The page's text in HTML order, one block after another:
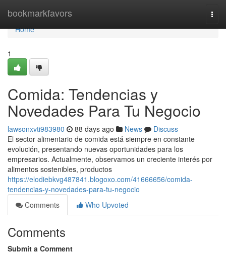
bookmarkfavors
Home
Home
1
Comida: Tendencias y
Novedades Para Tu Negocio
lawsonxvti983980 88 days ago News
Discuss
El sector alimentario de comida está siempre en constante
evolución, presentando nuevas oportunidades para los
empresarios. Actualmente, observamos un creciente interés por
alimentos sostenibles, productos
https://elodiebkvg487841.blogoxo.com/41666656/comida-
tendencias-y-novedades-para-tu-negocio
Comments
Who Upvoted
Comments
Submit a Comment